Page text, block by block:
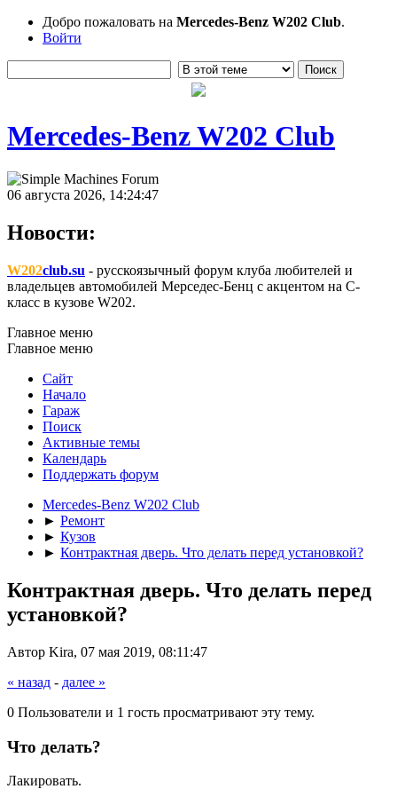
Добро пожаловать на Mercedes-Benz W202 Club.
Войти
Mercedes-Benz W202 Club
06 августа 2026, 14:24:47
Новости:
W202club.su - русскоязычный форум клуба любителей и
владельцев автомобилей Мерседес-Бенц с акцентом на C-
класс в кузове W202.
Главное меню
Главное меню
Сайт
Начало
Гараж
Поиск
Активные темы
Календарь
Поддержать форум
Mercedes-Benz W202 Club
► Ремонт
► Кузов
► Контрактная дверь. Что делать перед установкой?
Контрактная дверь. Что делать перед
установкой?
Автор Kira, 07 мая 2019, 08:11:47
« назад - далее »
0 Пользователи и 1 гость просматривают эту тему.
Что делать?
Лакировать.